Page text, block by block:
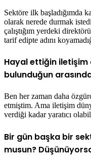
Sektöre ilk başladığımda
olarak nerede durmak
çalıştığım yerdeki
tarif edipte adını
Hayal ettiğin iletişim
bulunduğun
Ben her zaman daha
etmiştim. Ama iletişim
verdiği kadar yaratıcı
Bir gün başka bir
musun?